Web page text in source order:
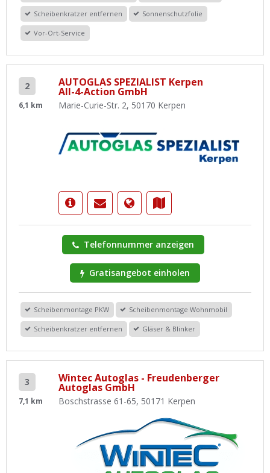
Scheibenkratzer entfernen Sonnenschutzfolie
Vor-Ort-Service
2
6,1 km
AUTOGLAS SPEZIALIST Kerpen
All-4-Action GmbH
Marie-Curie-Str. 2, 50170 Kerpen
Telefonnummer anzeigen
Gratisangebot einholen
Scheibenmontage PKW Scheibenmontage Wohnmobil
Scheibenkratzer entfernen Gläser & Blinker
3
7,1 km
Wintec Autoglas - Freudenberger
Autoglas GmbH
Boschstrasse 61-65, 50171 Kerpen